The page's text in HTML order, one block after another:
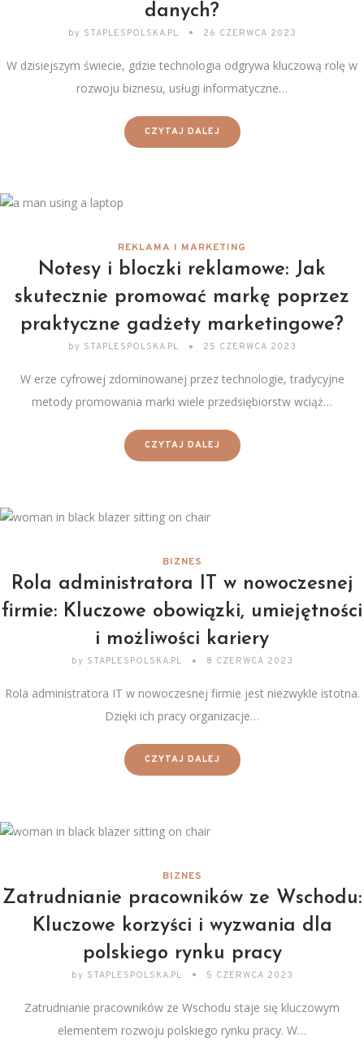
danych?
by STAPLESPOLSKA.PL 26 CZERWCA 2023
W dzisiejszym świecie, gdzie technologia odgrywa kluczową rolę w
rozwoju biznesu, usługi informatyczne…
CZYTAJ DALEJ
REKLAMA I MARKETING
Notesy i bloczki reklamowe: Jak
skutecznie promować markę poprzez
praktyczne gadżety marketingowe?
by STAPLESPOLSKA.PL 25 CZERWCA 2023
W erze cyfrowej zdominowanej przez technologie, tradycyjne
metody promowania marki wiele przedsiębiorstw wciąż…
CZYTAJ DALEJ
BIZNES
Rola administratora IT w nowoczesnej
firmie: Kluczowe obowiązki, umiejętności
i możliwości kariery
by STAPLESPOLSKA.PL 8 CZERWCA 2023
Rola administratora IT w nowoczesnej firmie jest niezwykle istotna.
Dzięki ich pracy organizacje…
CZYTAJ DALEJ
BIZNES
Zatrudnianie pracowników ze Wschodu:
Kluczowe korzyści i wyzwania dla
polskiego rynku pracy
by STAPLESPOLSKA.PL 5 CZERWCA 2023
Zatrudnianie pracowników ze Wschodu staje się kluczowym
elementem rozwoju polskiego rynku pracy. W…